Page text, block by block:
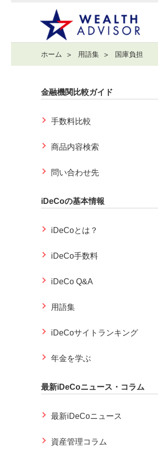
ホーム 用語集 国庫負担
金融機関比較ガイド
手数料比較
商品内容検索
問い合わせ先
iDeCoの基本情報
iDeCoとは？
iDeCo手数料
iDeCo Q&A
用語集
iDeCoサイトランキング
年金を学ぶ
最新iDeCoニュース・コラム
最新iDeCoニュース
資産管理コラム